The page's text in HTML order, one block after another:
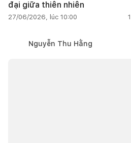
đại giữa thiên nhiên
27/06/2026, lúc 10:00 1
Nguyễn Thu Hằng